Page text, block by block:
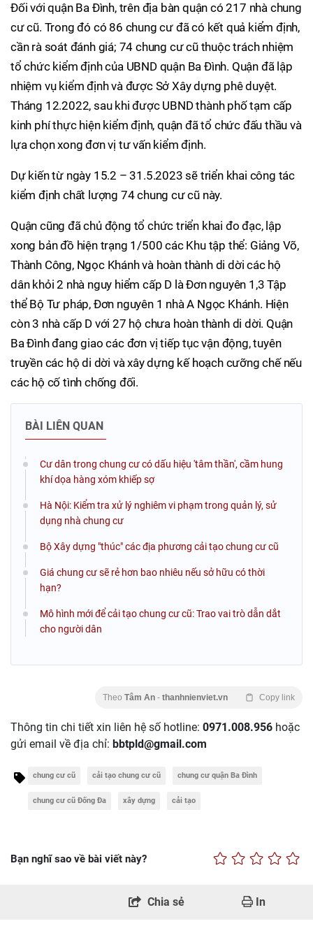
Đối với quận Ba Đình, trên địa bàn quận có 217 nhà chung
cư cũ. Trong đó có 86 chung cư đã có kết quả kiểm định,
cần rà soát đánh giá; 74 chung cư cũ thuộc trách nhiệm
tổ chức kiểm định của UBND quận Ba Đình. Quận đã lập
nhiệm vụ kiểm định và được Sở Xây dựng phê duyệt.
Tháng 12.2022, sau khi được UBND thành phố tạm cấp
kinh phí thực hiện kiểm định, quận đã tổ chức đấu thầu và
lựa chọn xong đơn vị tư vấn kiểm định.
Dự kiến từ ngày 15.2 – 31.5.2023 sẽ triển khai công tác
kiểm định chất lượng 74 chung cư cũ này.
Quận cũng đã chủ động tổ chức triển khai đo đạc, lập
xong bản đồ hiện trạng 1/500 các Khu tập thể: Giảng Võ,
Thành Công, Ngọc Khánh và hoàn thành di dời các hộ
dân khỏi 2 nhà nguy hiểm cấp D là Đơn nguyên 1,3 Tập
thể Bộ Tư pháp, Đơn nguyên 1 nhà A Ngọc Khánh. Hiện
còn 3 nhà cấp D với 27 hộ chưa hoàn thành di dời. Quận
Ba Đình đang giao các đơn vị tiếp tục vận động, tuyên
truyền các hộ di dời và xây dựng kế hoạch cưỡng chế nếu
các hộ cố tình chống đối.
BÀI LIÊN QUAN
Cư dân trong chung cư có dấu hiệu 'tâm thần', cầm hung
khí dọa hàng xóm khiếp sợ
Hà Nội: Kiểm tra xử lý nghiêm vi phạm trong quản lý, sử
dụng nhà chung cư
Bộ Xây dựng "thúc" các địa phương cải tạo chung cư cũ
Giá chung cư sẽ rẻ hơn bao nhiêu nếu sở hữu có thời
hạn?
Mô hình mới để cải tạo chung cư cũ: Trao vai trò dẫn dắt
cho người dân
Theo Tâm An - thanhnienviet.vn Copy link
Thông tin chi tiết xin liên hệ số hotline: 0971.008.956 hoặc
gửi email về địa chỉ: bbtpld@gmail.com
chung cư cũ cải tạo chung cư cũ chung cư quận Ba Đình
chung cư cũ Đống Đa xây dựng cải tạo
Bạn nghĩ sao về bài viết này?
Chia sẻ In